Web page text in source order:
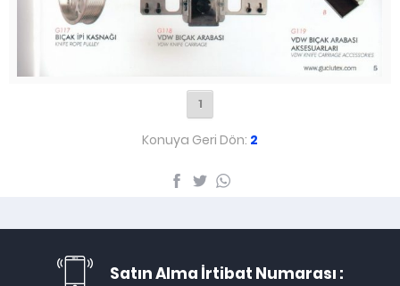
1
Konuya Geri Dön: 2
Satın Alma İrtibat Numarası :